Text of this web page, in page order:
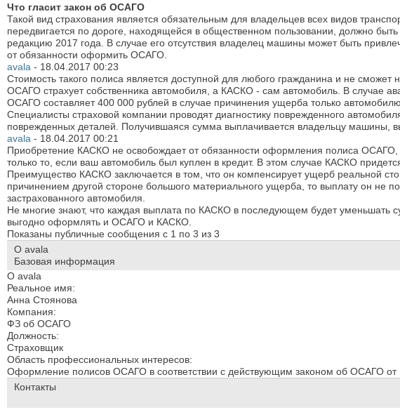
Что гласит закон об ОСАГО
Такой вид страхования является обязательным для владельцев всех видов
передвигается по дороге, находящейся в общественном пользовании, должно
редакцию 2017 года. В случае его отсутствия владелец машины может быть
от обязанности оформить ОСАГО.
avala - 18.04.2017 00:23
Стоимость такого полиса является доступной для любого гражданина и не сможет
ОСАГО страхует собственника автомобиля, а КАСКО - сам автомобиль. В случае
ОСАГО составляет 400 000 рублей в случае причинения ущерба только
Специалисты страховой компании проводят диагностику поврежденного
поврежденных деталей. Получившаяся сумма выплачивается владельцу машины,
avala - 18.04.2017 00:21
Приобретение КАСКО не освобождает от обязанности оформления полиса
только то, если ваш автомобиль был куплен в кредит. В этом случае КАСКО
Преимущество КАСКО заключается в том, что он компенсирует ущерб реальной
причинением другой стороне большого материального ущерба, то выплату он
застрахованного автомобиля.
Не многие знают, что каждая выплата по КАСКО в последующем будет уменьшать
выгодно оформлять и ОСАГО и КАСКО.
Показаны публичные сообщения с 1 по 3 из 3
О avala
Базовая информация
О avala
Реальное имя:
Анна Стоянова
Компания:
ФЗ об ОСАГО
Должность:
Страховщик
Область профессиональных интересов:
Оформление полисов ОСАГО в соответствии с действующим законом об ОСАГО от
Контакты